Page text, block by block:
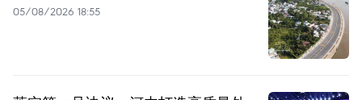
05/08/2026 18:55